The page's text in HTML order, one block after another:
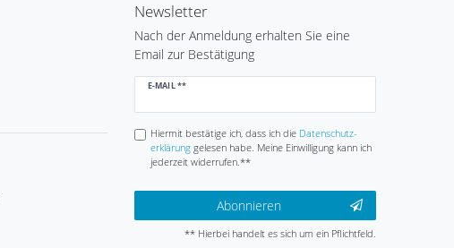
Newsletter
Nach der Anmeldung erhalten Sie eine
Email zur Bestätigung
E-MAIL **
Newsletter
Hiermit bestätige ich, dass ich die Daten­schutz­
erklärunggelesen habe. Meine Einwilligung kann ich
jederzeit widerrufen.**
Abonnieren
** Hierbei handelt es sich um ein Pflichtfeld.